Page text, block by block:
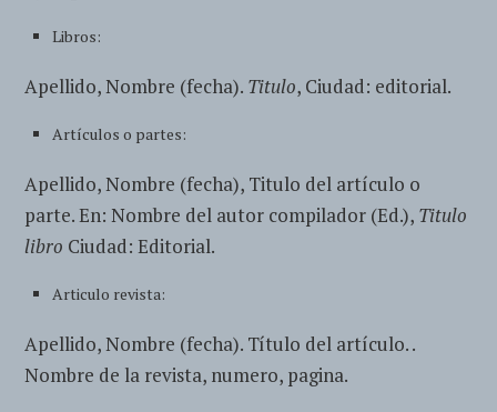
Libros:
Apellido, Nombre (fecha). Titulo, Ciudad: editorial.
Artículos o partes:
Apellido, Nombre (fecha), Titulo del artículo o
parte. En: Nombre del autor compilador (Ed.), Titulo
libro Ciudad: Editorial.
Articulo revista:
Apellido, Nombre (fecha). Título del artículo. .
Nombre de la revista, numero, pagina.